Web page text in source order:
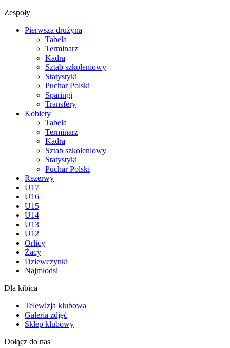
Zespoły
Pierwsza drużyna
Tabela
Terminarz
Kadra
Sztab szkoleniowy
Statystyki
Puchar Polski
Sparingi
Transfery
Kobiety
Tabela
Terminarz
Kadra
Sztab szkoleniowy
Statystyki
Puchar Polski
Rezerwy
U17
U16
U15
U14
U13
U12
Orlicy
Żacy
Dziewczynki
Najmłodsi
Dla kibica
Telewizja klubowa
Galeria zdjęć
Sklep klubowy
Dołącz do nas